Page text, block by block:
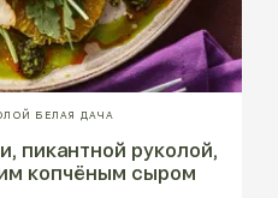
БЕЛАЯ ДАЧА
пикантной руколой,
копчёным сыром